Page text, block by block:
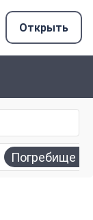
Открыть
Погребище